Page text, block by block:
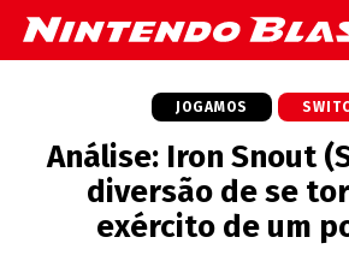
JOGAMOS
Análise: Iron Snout
diversão de se
exército de um